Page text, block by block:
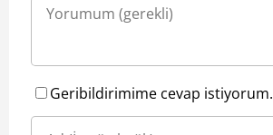
Geribildirimime cevap istiyorum.